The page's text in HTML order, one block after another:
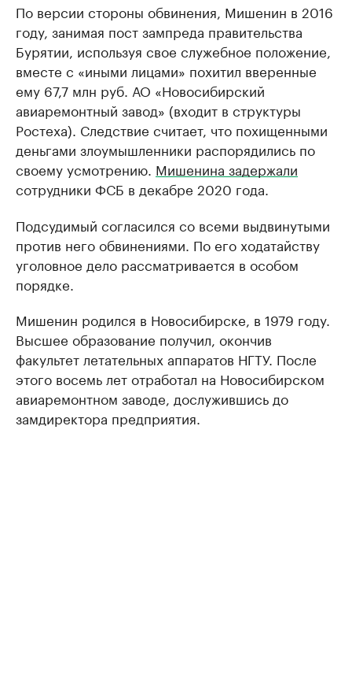
По версии стороны обвинения, Мишенин в 2016
году, занимая пост зампреда правительства
Бурятии, используя свое служебное положение,
вместе с «иными лицами» похитил вверенные
ему 67,7 млн руб. АО «Новосибирский
авиаремонтный завод» (входит в структуры
Ростеха). Следствие считает, что похищенными
деньгами злоумышленники распорядились по
своему усмотрению. Мишенина задержали
сотрудники ФСБ в декабре 2020 года.
Подсудимый согласился со всеми выдвинутыми
против него обвинениями. По его ходатайству
уголовное дело рассматривается в особом
порядке.
Мишенин родился в Новосибирске, в 1979 году.
Высшее образование получил, окончив
факультет летательных аппаратов НГТУ. После
этого восемь лет отработал на Новосибирском
авиаремонтном заводе, дослужившись до
замдиректора предприятия.